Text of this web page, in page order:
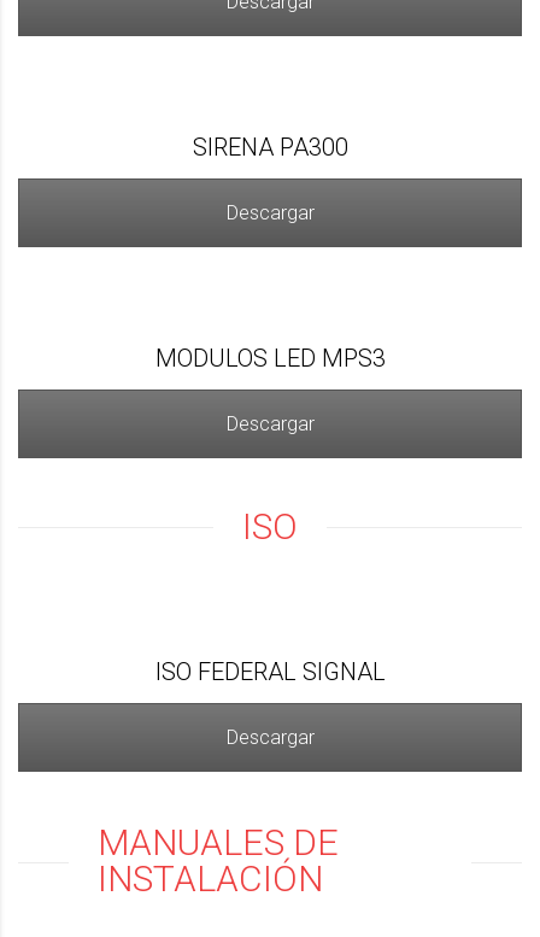
SIRENA PA300
Descargar
MODULOS LED MPS3
Descargar
ISO
ISO FEDERAL SIGNAL
Descargar
MANUALES DE
INSTALACIÓN